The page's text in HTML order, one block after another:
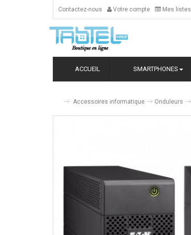
Contactez-nous Votre compte Mes listes
ACCUEIL SMARTPHONES
Accessoires informatique Onduleurs